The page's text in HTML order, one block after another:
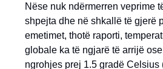
Nëse nuk ndërmerren veprime
shpejta dhe në shkallë të gjerë
emetimet, thotë raporti,
globale ka të ngjarë të arrijë
ngrohjes prej 1.5 gradë Celsius